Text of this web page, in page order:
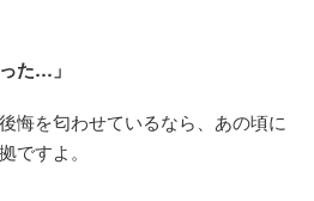
た…」
悔を匂わせているなら、あの頃に
ですよ。